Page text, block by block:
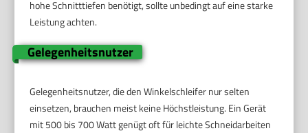
hohe Schnitttiefen benötigt, sollte unbedingt auf eine starke
Leistung achten.
Gelegenheitsnutzer
Gelegenheitsnutzer, die den Winkelschleifer nur selten
einsetzen, brauchen meist keine Höchstleistung. Ein Gerät
mit 500 bis 700 Watt genügt oft für leichte Schneidarbeiten